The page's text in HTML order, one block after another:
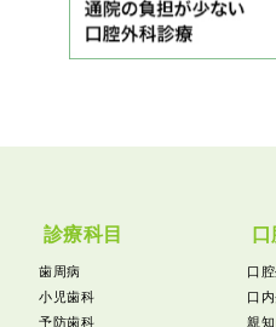
診療科目
歯周病
小児歯科
予防歯科
口
口
親